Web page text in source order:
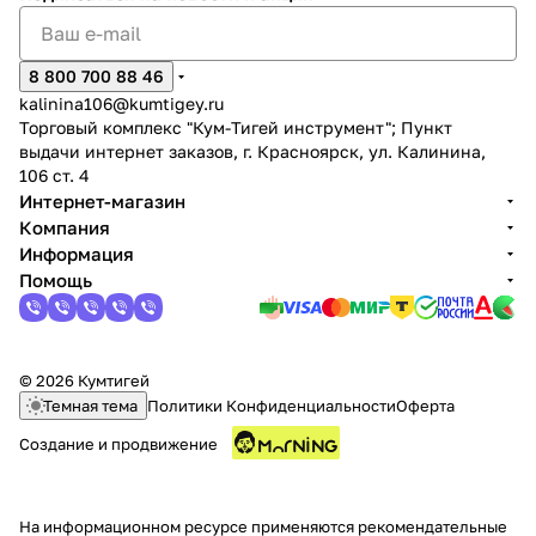
8 800 700 88 46
kalinina106@kumtigey.ru
Торговый комплекс "Кум-Тигей инструмент"; Пункт
выдачи интернет заказов, г. Красноярск, ул. Калинина,
106 ст. 4
Интернет-магазин
Компания
Информация
Помощь
© 2026 Кумтигей
Темная тема Политики КонфиденциальностиОферта
Создание и продвижение
На информационном ресурсе применяются рекомендательные